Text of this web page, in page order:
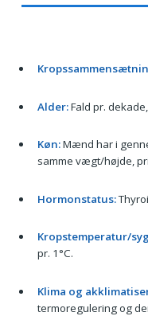
Alder:Fald pr.
Køn:Mænd har i
samme vægt/højde,
Hormonstatus:
Kropstemperatur/
pr. 1°C.
Klima og
termoregulering og